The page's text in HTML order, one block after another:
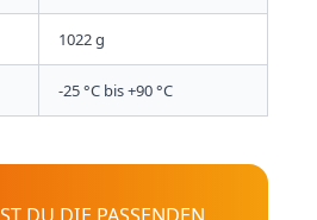
1022 g
-25 °C bis +90 °C